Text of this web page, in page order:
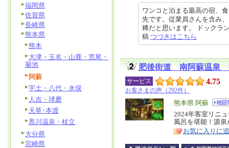
ワンコと泊まる最高の宿、
先です。従業員さんを含み
稀だと思います。 ドックラ
稿 つづきはこちら
肥後街道 南阿蘇温泉
サービス 4.75
お客さまの声（292件）
エ
リ
ア
熊本県 阿蘇
特
徴
2024年客室リニ
風呂を堪能！源
お気に入りに
福岡県
佐賀県
長崎県
熊本県
熊本
大津・玉名・山鹿・荒尾・
菊池
阿蘇
宇土・八代・水俣
人吉・球磨
天草･本渡
黒川温泉・杖立
大分県
宮崎県